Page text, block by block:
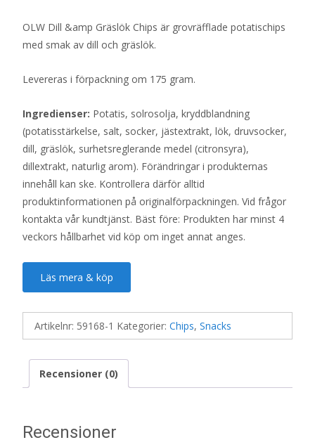
OLW Dill &amp Gräslök Chips är grovräfflade potatischips
med smak av dill och gräslök.
Levereras i förpackning om 175 gram.
Ingredienser: Potatis, solrosolja, kryddblandning
(potatisstärkelse, salt, socker, jästextrakt, lök, druvsocker,
dill, gräslök, surhetsreglerande medel (citronsyra),
dillextrakt, naturlig arom). Förändringar i produkternas
innehåll kan ske. Kontrollera därför alltid
produktinformationen på originalförpackningen. Vid frågor
kontakta vår kundtjänst. Bäst före: Produkten har minst 4
veckors hållbarhet vid köp om inget annat anges.
Läs mera & köp
Artikelnr: 59168-1 Kategorier: Chips, Snacks
Recensioner (0)
Recensioner